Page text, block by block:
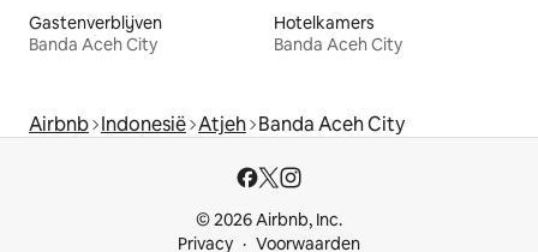
Gastenverblijven
Banda Aceh City
Hotelkamers
Banda Aceh City
Airbnb Indonesië Atjeh Banda Aceh City
© 2026 Airbnb, Inc.
Privacy
Voorwaarden